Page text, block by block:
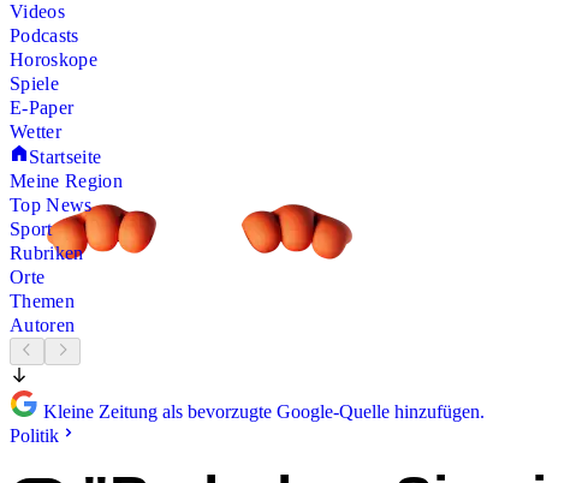
Videos
Podcasts
Horoskope
Spiele
E-Paper
Wetter
Startseite
Meine Region
Top News
Sport
Rubriken
Orte
Themen
Autoren
Kleine Zeitung als bevorzugte Google-Quelle hinzufügen.
Politik